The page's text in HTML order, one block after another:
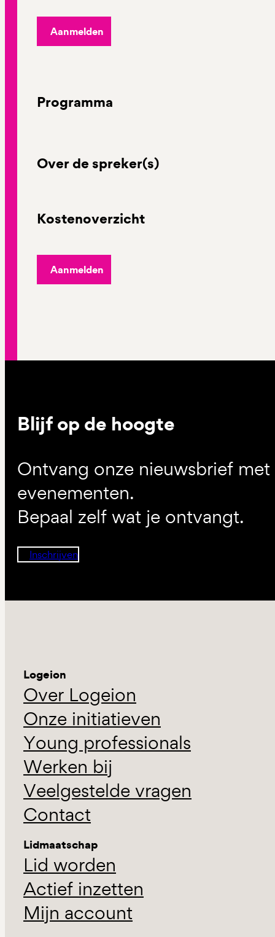
Aanmelden
Programma
Over de spreker(s)
Kostenoverzicht
Aanmelden
Blijf op de hoogte
Ontvang onze nieuwsbrief
evenementen.
Bepaal zelf wat je ontvangt.
Inschrijven
Logeion
Over Logeion
Onze initiatieven
Young professionals
Werken bij
Veelgestelde vragen
Contact
Lidmaatschap
Lid worden
Actief inzetten
Mijn account